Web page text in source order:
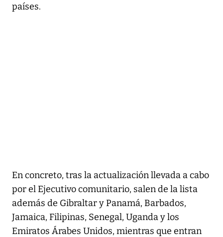
países.
En concreto, tras la actualización llevada a cabo
por el Ejecutivo comunitario, salen de la lista
además de Gibraltar y Panamá, Barbados,
Jamaica, Filipinas, Senegal, Uganda y los
Emiratos Árabes Unidos, mientras que entran